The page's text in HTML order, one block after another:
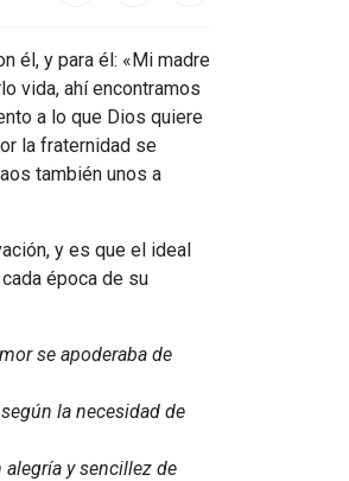
él, y para él: «Mi madre
vida, ahí encontramos
a lo que Dios quiere
la fraternidad se
también unos a
y es que el ideal
época de su
se apoderaba de
la necesidad de
y sencillez de